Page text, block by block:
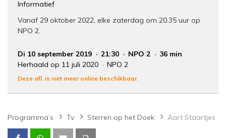
Informatief
Vanaf 29 oktober 2022, elke zaterdag om 20.35 uur op
NPO 2.
Di 10 september 2019 21:30 NPO 2
36 min
Herhaald op 11 juli 2020
NPO 2
Deze afl. is niet meer online beschikbaar.
Programma’s Tv Sterren op het Doek Aart Staartjes